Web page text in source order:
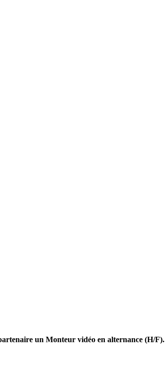
un Monteur vidéo en alternance (H/F).